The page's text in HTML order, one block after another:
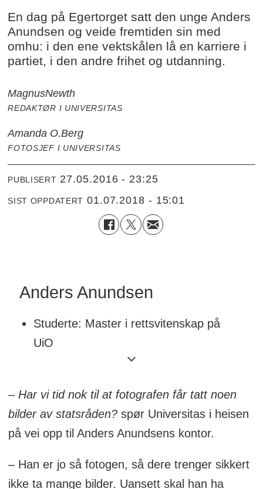
En dag på Egertorget satt den unge Anders
Anundsen og veide fremtiden sin med
omhu: i den ene vektskålen lå en karriere i
partiet, i den andre frihet og utdanning.
MagnusNewth
REDAKTØR I UNIVERSITAS
Amanda O.Berg
FOTOSJEF I UNIVERSITAS
PUBLISERT 27.05.2016 - 23:25
SIST OPPDATERT 01.07.2018 - 15:01
Anders Anundsen
Studerte: Master i rettsvitenskap på
UiO
Aktuell med: Justis- og
beredskapsminister for Frp
– Har vi tid nok til at fotografen får tatt noen
bilder av statsråden?spør Universitas i heisen
på vei opp til Anders Anundsens kontor.
– Han er jo så fotogen, så dere trenger sikkert
ikke ta mange bilder. Uansett skal han ha